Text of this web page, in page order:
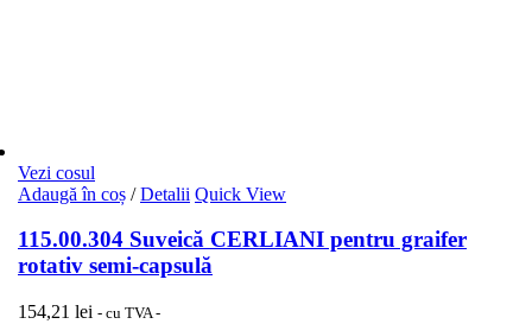
Vezi cosul
Adaugă în coș / Detalii Quick View
115.00.304 Suveică CERLIANI pentru graifer
rotativ semi-capsulă
154,21 lei - cu TVA -